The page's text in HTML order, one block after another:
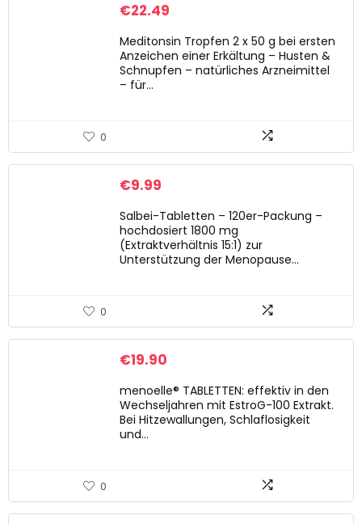
€22.49
Meditonsin Tropfen 2 x 50 g bei ersten
Anzeichen einer Erkältung – Husten &
Schnupfen – natürliches Arzneimittel
– für…
0
€9.99
Salbei-Tabletten – 120er-Packung –
hochdosiert 1800 mg
(Extraktverhältnis 15:1) zur
Unterstützung der Menopause…
0
€19.90
menoelle® TABLETTEN: effektiv in den
Wechseljahren mit EstroG-100 Extrakt.
Bei Hitzewallungen, Schlaflosigkeit
und…
0